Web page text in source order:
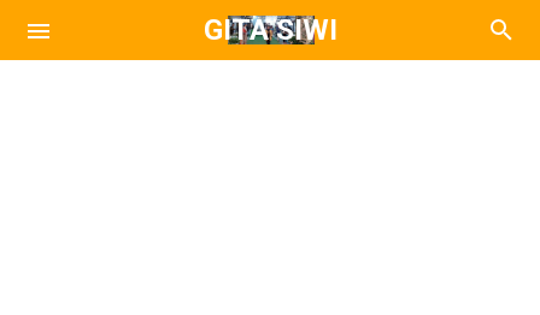
GITA SIWI